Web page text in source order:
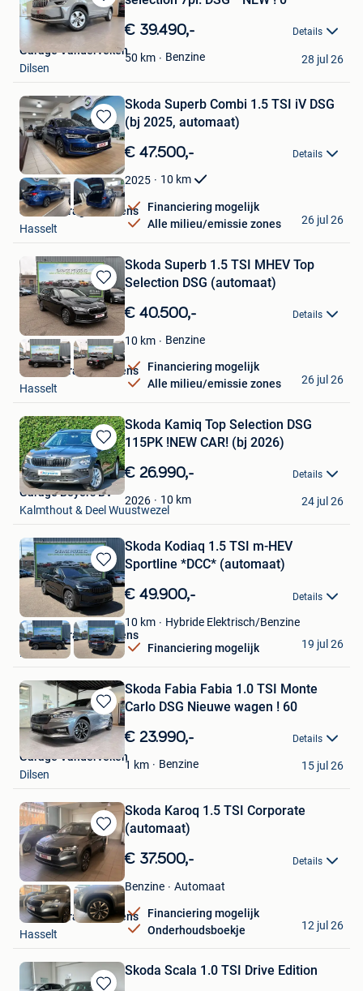
Bewaren
in
Mijn
Favorieten
€ 39.490,- Details
50 km Benzine
Garage Vanderveken
Dilsen
28 jul 26
Bewaren
in
Mijn
Favorieten
Skoda Superb Combi 1.5 TSI iV DSG
(bj 2025, automaat)
€ 47.500,- Details
2025 10 km
Financiering mogelijk
Alle milieu/emissie zones
Skoda Garage Peusens
Hasselt
26 jul 26
Bewaren
in
Mijn
Favorieten
Skoda Superb 1.5 TSI MHEV Top
Selection DSG (automaat)
€ 40.500,- Details
10 km Benzine
Financiering mogelijk
Alle milieu/emissie zones
Skoda Garage Peusens
Hasselt
26 jul 26
Bewaren
in
Mijn
Favorieten
Skoda Kamiq Top Selection DSG
115PK !NEW CAR! (bj 2026)
€ 26.990,- Details
2026 10 km
Garage Beyers BV
Kalmthout & Deel Wuustwezel
24 jul 26
Bewaren
in
Mijn
Favorieten
Skoda Kodiaq 1.5 TSI m-HEV
Sportline *DCC* (automaat)
€ 49.900,- Details
10 km Hybride Elektrisch/Benzine
Financiering mogelijk
Skoda Garage Peusens
Hasselt
19 jul 26
Bewaren
in
Mijn
Favorieten
Skoda Fabia Fabia 1.0 TSI Monte
Carlo DSG Nieuwe wagen ! 60
€ 23.990,- Details
1 km Benzine
Garage Vanderveken
Dilsen
15 jul 26
Bewaren
in
Mijn
Favorieten
Skoda Karoq 1.5 TSI Corporate
(automaat)
€ 37.500,- Details
Benzine Automaat
Financiering mogelijk
Onderhoudsboekje
Skoda Garage Peusens
Hasselt
12 jul 26
Skoda Scala 1.0 TSI Drive Edition